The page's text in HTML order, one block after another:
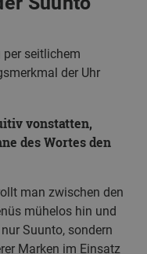
seitlichem
der Uhr
vonstatten,
des Wortes den
man zwischen den
mühelos hin und
Suunto, sondern
Marken im Einsatz